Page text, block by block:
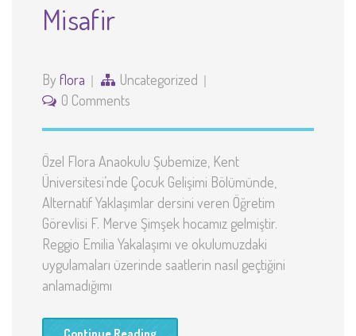
Misafir
By flora
Uncategorized
0 Comments
Özel Flora Anaokulu Şubemize, Kent
Üniversitesi’nde Çocuk Gelişimi Bölümünde,
Alternatif Yaklaşımlar dersini veren Öğretim
Görevlisi F. Merve Şimşek hocamız gelmiştir.
Reggio Emilia Yakalaşımı ve okulumuzdaki
uygulamaları üzerinde saatlerin nasıl geçtiğini
anlamadığımı